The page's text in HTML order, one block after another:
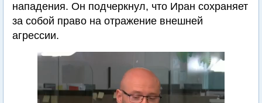
нападения. Он подчеркнул, что Иран сохраняет
за собой право на отражение внешней
агрессии.